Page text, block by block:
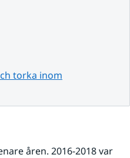
torka inom
åren. 2016-2018 var